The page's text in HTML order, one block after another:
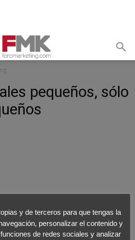
pequeños, sólo
y de terceros para que tengas la
personalizar el contenido y
de redes sociales y analizar